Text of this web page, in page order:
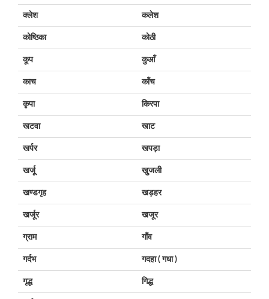
क्लेश कलेश
कोष्ठिका कोठी
कूप कुआँ
काच काँच
कृपा किरपा
खटवा खाट
खर्पर खपड़ा
खर्जू खुजली
खण्डगृह खड़हर
खर्जूर खजूर
ग्राम गाँव
गर्दभ गदहा ( गधा )
गृद्ध गिद्ध